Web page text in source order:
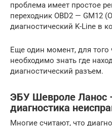
проблема имеет простое
переходник OBD2 — GM12
диагностический K-Line в
Еще один момент, для того
необходимо знать где
диагностический разъем.
ЭБУ Шевроле Ланос
диагностика
Многие считают, что